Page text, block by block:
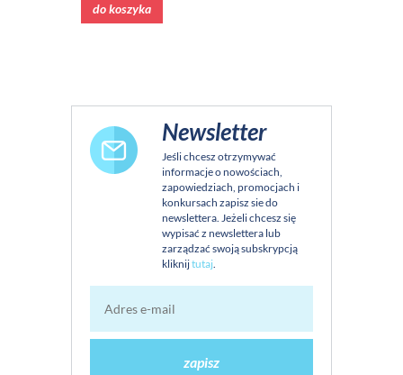
do koszyka
Newsletter
Jeśli chcesz otrzymywać
informacje o nowościach,
zapowiedziach, promocjach i
konkursach zapisz sie do
newslettera. Jeżeli chcesz się
wypisać z newslettera lub
zarządzać swoją subskrypcją
kliknijtutaj.
zapisz